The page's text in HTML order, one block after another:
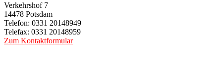
Verkehrshof 7
14478 Potsdam
Telefon: 0331 20148949
Telefax: 0331 20148959
Zum Kontaktformular